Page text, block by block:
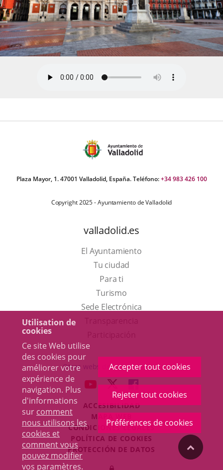
Utilisation de
cookies
Ce site Web utilise
des cookies pour
améliorer votre
expérience de
navigation. Plus
d'informations
sur comment
nous utilisons les
cookies et
comment vous
pouvez modifier
vos paramètres.
Accepter tout cookies
Rejeter tout cookies
Préférences de cookies
Plaza Mayor, 1. 47001 Valladolid, España. Teléfono:+34 983 426 100
Copyright 2025 - Ayuntamiento de Valladolid
valladolid.es
El Ayuntamiento
Tu ciudad
Para ti
TurismoEste
enlace
una
ventana
nueva.
Sede Electrónica
externa.
Otras webs del ayuntamiento
ENLACE
UNA
APLICACIÓN
EXTERNA.
ENLACE
A
UNA
APLICACIÓN
EXTERNA.
ENLACE
A
UNA
APLICACIÓN
EXTERNA.
ACCESIBILIDAD
MAPA WEB
CONDICIONES LEGALES
POLÍTICA DE COOKIES
PROTECCIÓN DE DATOS
Iniciar
"Volver